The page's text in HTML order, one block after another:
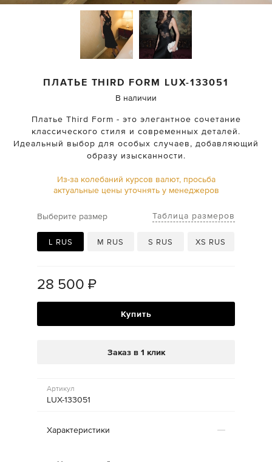
ПЛАТЬЕ THIRD FORM LUX-133051
В наличии
Платье Third Form - это элегантное сочетание
классического стиля и современных деталей.
Идеальный выбор для особых случаев, добавляющий
образу изысканности.
Из-за колебаний курсов валют, просьба
актуальные цены уточнять у менеджеров
Выберите размер Таблица размеров
L RUS M RUS S RUS XS RUS
28 500 ₽
Купить
Заказ в 1 клик
Артикул
LUX-133051
Характеристики